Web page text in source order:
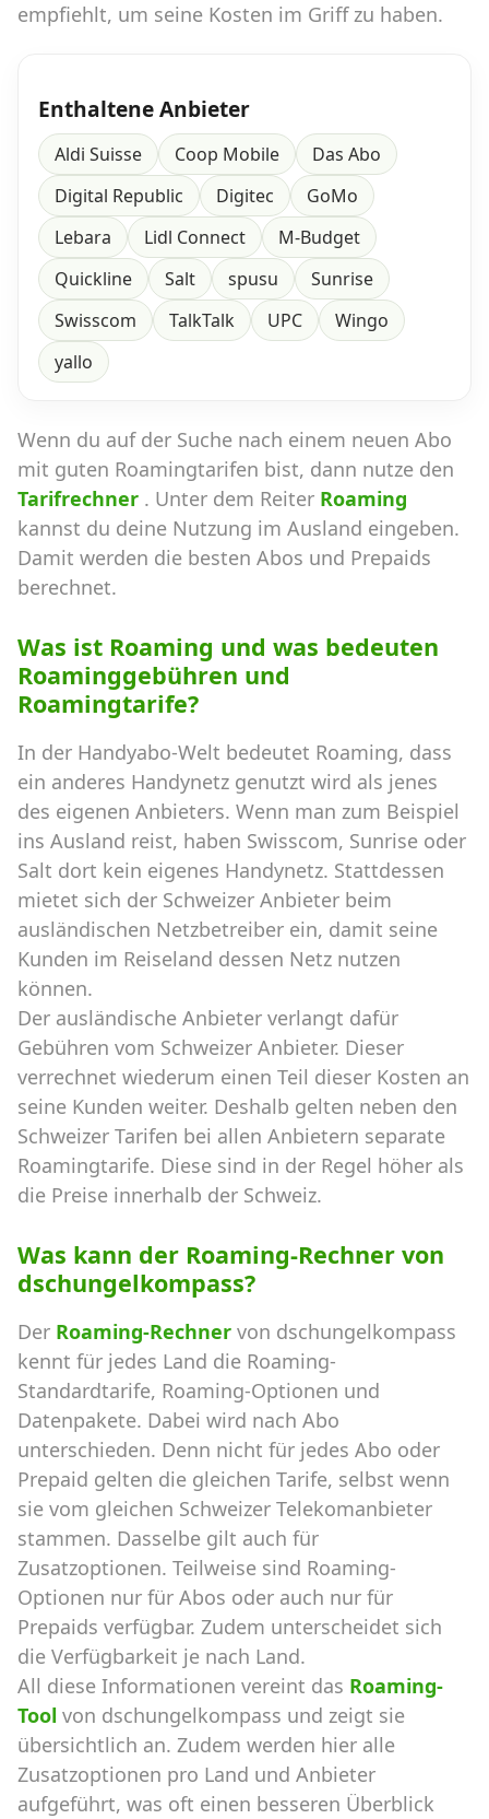
empfiehlt, um seine Kosten im Griff zu haben.
Enthaltene Anbieter
Aldi Suisse Coop Mobile
Das Abo
Digital Republic
Digitec
GoMo
Lebara
Lidl Connect
M-Budget
Quickline
Salt spusu
Sunrise
Swisscom
TalkTalk UPC
Wingo
yallo
Wenn du auf der Suche nach einem neuen Abo
mit guten Roamingtarifen bist, dann nutze den
Tarifrechner . Unter dem Reiter Roaming
kannst du deine Nutzung im Ausland eingeben.
Damit werden die besten Abos und Prepaids
berechnet.
Was ist Roaming und was bedeuten
Roaminggebühren und
Roamingtarife?
In der Handyabo-Welt bedeutet Roaming, dass
ein anderes Handynetz genutzt wird als jenes
des eigenen Anbieters. Wenn man zum Beispiel
ins Ausland reist, haben Swisscom, Sunrise oder
Salt dort kein eigenes Handynetz. Stattdessen
mietet sich der Schweizer Anbieter beim
ausländischen Netzbetreiber ein, damit seine
Kunden im Reiseland dessen Netz nutzen
können.
Der ausländische Anbieter verlangt dafür
Gebühren vom Schweizer Anbieter. Dieser
verrechnet wiederum einen Teil dieser Kosten an
seine Kunden weiter. Deshalb gelten neben den
Schweizer Tarifen bei allen Anbietern separate
Roamingtarife. Diese sind in der Regel höher als
die Preise innerhalb der Schweiz.
Was kann der Roaming-Rechner von
dschungelkompass?
Der Roaming-Rechner von dschungelkompass
kennt für jedes Land die Roaming-
Standardtarife, Roaming-Optionen und
Datenpakete. Dabei wird nach Abo
unterschieden. Denn nicht für jedes Abo oder
Prepaid gelten die gleichen Tarife, selbst wenn
sie vom gleichen Schweizer Telekomanbieter
stammen. Dasselbe gilt auch für
Zusatzoptionen. Teilweise sind Roaming-
Optionen nur für Abos oder auch nur für
Prepaids verfügbar. Zudem unterscheidet sich
die Verfügbarkeit je nach Land.
All diese Informationen vereint das Roaming-
Tool von dschungelkompass und zeigt sie
übersichtlich an. Zudem werden hier alle
Zusatzoptionen pro Land und Anbieter
aufgeführt, was oft einen besseren Überblick